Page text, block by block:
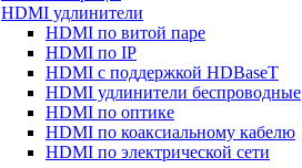
HDMI удлинители
HDMI по витой паре
HDMI по IP
HDMI с поддержкой HDBaseT
HDMI удлинители беспроводные
HDMI по оптике
HDMI по коаксиальному кабелю
HDMI по электрической сети